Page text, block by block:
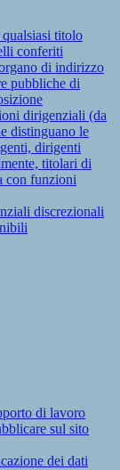
titolo
conferiti
di indirizzo
pubbliche di
dirigenziali (da
distinguano le
dirigenti
titolari di
con funzioni
discrezionali
di lavoro
sul sito
dei dati